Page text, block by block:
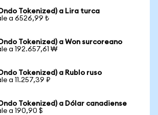
Tokenized) a Lira turca
a 6526,99 ₺
Tokenized) a Won surcoreano
a 192.657,61 ₩
Tokenized) a Rublo ruso
a 11.257,39 ₽
Tokenized) a Dólar canadiense
a 190,90 $